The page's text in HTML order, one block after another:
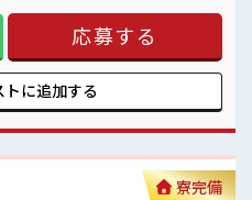
に自由！ (規定有)≪ラクラク制服ア
日の服装の悩み解消♪ ≪未経験の方
にチャレンジするのは不安だけ
整っています！ イチからスキルUP・
ましょう！ ≪様々なお仕事をご提案
できる、 派遣のお仕事です！ ■職
める休憩室あり！ オンオフの切替
業あり！
応募する
トに追加する
寮完備